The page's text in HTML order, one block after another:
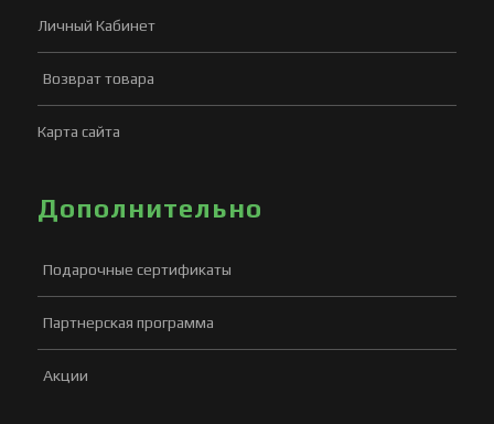
Личный Кабинет
Возврат товара
Карта сайта
Дополнительно
Подарочные сертификаты
Партнерская программа
Акции